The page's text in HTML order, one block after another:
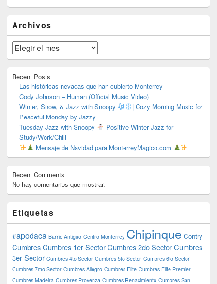
área
de
widget
barra
lateral
Archivos
Archivos
Recent Posts
Las históricas nevadas que han cubierto Monterrey
Cody Johnson – Human (Official Music Video)
Winter, Snow, & Jazz with Snoopy
| Cozy Morning Music for
Peaceful Monday by Jazzy
Tuesday Jazz with Snoopy
Positive Winter Jazz for
Study/Work/Chill
Mensaje de Navidad para MonterreyMagico.com
Recent Comments
No hay comentarios que mostrar.
Etiquetas
#apodaca Barrio Antiguo Centro Monterrey Chipinque Contry
CumbresCumbres 1er SectorCumbres 2do SectorCumbres
3er Sector Cumbres 4to Sector Cumbres 5to Sector Cumbres 6to Sector
Cumbres 7mo Sector Cumbres Allegro Cumbres Elite Cumbres Elite Premier
Cumbres Madeira Cumbres Provenza Cumbres Renacimiento Cumbres San